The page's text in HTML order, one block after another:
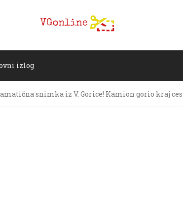
izlog
snimka iz V. Gorice! Kamion gorio kraj